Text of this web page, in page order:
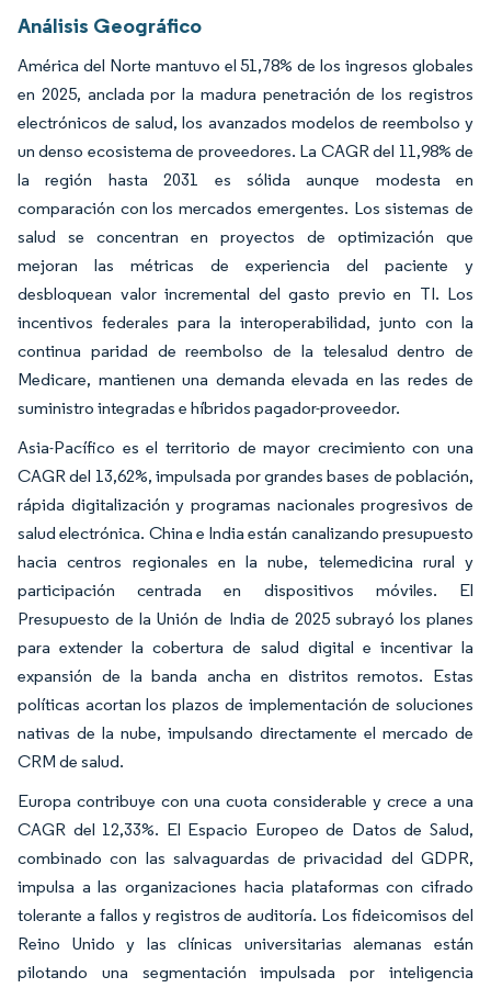
Análisis Geográfico
América del Norte mantuvo el 51,78% de los ingresos globales
en 2025, anclada por la madura penetración de los registros
electrónicos de salud, los avanzados modelos de reembolso y
un denso ecosistema de proveedores. La CAGR del 11,98% de
la región hasta 2031 es sólida aunque modesta en
comparación con los mercados emergentes. Los sistemas de
salud se concentran en proyectos de optimización que
mejoran las métricas de experiencia del paciente y
desbloquean valor incremental del gasto previo en TI. Los
incentivos federales para la interoperabilidad, junto con la
continua paridad de reembolso de la telesalud dentro de
Medicare, mantienen una demanda elevada en las redes de
suministro integradas e híbridos pagador-proveedor.
Asia-Pacífico es el territorio de mayor crecimiento con una
CAGR del 13,62%, impulsada por grandes bases de población,
rápida digitalización y programas nacionales progresivos de
salud electrónica. China e India están canalizando presupuesto
hacia centros regionales en la nube, telemedicina rural y
participación centrada en dispositivos móviles. El
Presupuesto de la Unión de India de 2025 subrayó los planes
para extender la cobertura de salud digital e incentivar la
expansión de la banda ancha en distritos remotos. Estas
políticas acortan los plazos de implementación de soluciones
nativas de la nube, impulsando directamente el mercado de
CRM de salud.
Europa contribuye con una cuota considerable y crece a una
CAGR del 12,33%. El Espacio Europeo de Datos de Salud,
combinado con las salvaguardas de privacidad del GDPR,
impulsa a las organizaciones hacia plataformas con cifrado
tolerante a fallos y registros de auditoría. Los fideicomisos del
Reino Unido y las clínicas universitarias alemanas están
pilotando una segmentación impulsada por inteligencia